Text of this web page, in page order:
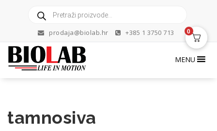
search
prodaja@biolab.hr +385 1 3750 713
MENU
tamnosiva
0